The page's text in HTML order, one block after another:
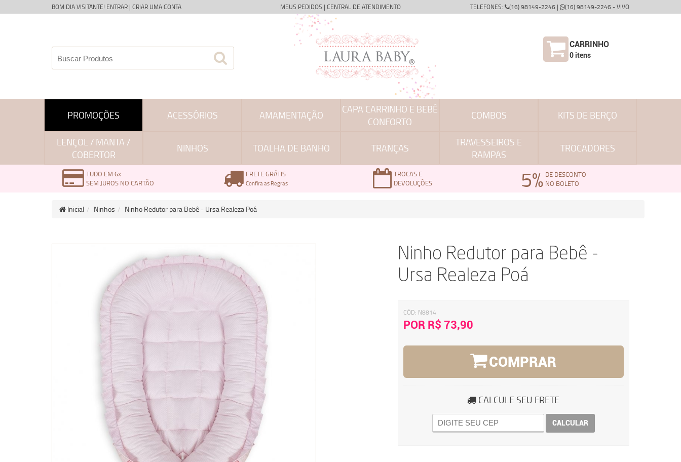
BOM DIA VISITANTE! ENTRAR | CRIAR UMA CONTA MEUS PEDIDOS | CENTRAL DE ATENDIMENTO TELEFONES: (16) 98149-2246 | (16) 98149-2246 - VIVO
CARRINHO
0itens
PROMOÇÕES ACESSÓRIOS AMAMENTAÇÃO
CAPA CARRINHO E BEBÊ
CONFORTO
COMBOS KITS DE BERÇO
LENÇOL / MANTA /
COBERTOR
NINHOS TOALHA DE BANHO TRANÇAS
TRAVESSEIROS E
RAMPAS
TROCADORES
TUDO EM 6x
SEM JUROS NO CARTÃO
FRETE GRÁTIS
Confira as Regras
TROCAS E
DEVOLUÇÕES
5% DE DESCONTO
NO BOLETO
Inicial Ninhos Ninho Redutor para Bebê - Ursa Realeza Poá
Ninho Redutor para Bebê -
Ursa Realeza Poá
CÓD: N8814
POR R$ 73,90
COMPRAR
CALCULE SEU FRETE
CALCULAR